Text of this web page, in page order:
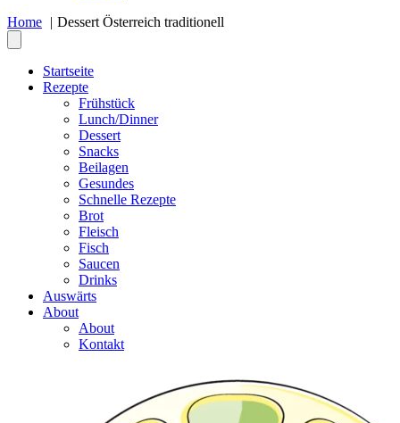
Home
Dessert Österreich traditionell
Startseite
Rezepte
Frühstück
Lunch/Dinner
Dessert
Snacks
Beilagen
Gesundes
Schnelle Rezepte
Brot
Fleisch
Fisch
Saucen
Drinks
Auswärts
About
About
Kontakt